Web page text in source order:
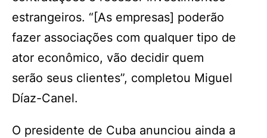
estrangeiros. “[As empresas] poderão
fazer associações com qualquer tipo de
ator econômico, vão decidir quem
serão seus clientes”, completou Miguel
Díaz-Canel.
O presidente de Cuba anunciou ainda a